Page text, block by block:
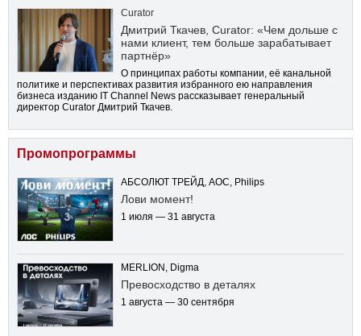
Curator
Дмитрий Ткачев, Curator: «Чем дольше с
нами клиент, тем больше зарабатывает
партнёр»
О принципах работы компании, её канальной
политике и перспективах развития избранного ею направления
бизнеса изданию IT Channel News рассказывает генеральный
директор Curator Дмитрий Ткачев.
Промопрограммы
АБСОЛЮТ ТРЕЙД, AOC, Philips
Лови момент!
1 июля — 31 августа
MERLION, Digma
Превосходство в деталях
1 августа — 30 сентября